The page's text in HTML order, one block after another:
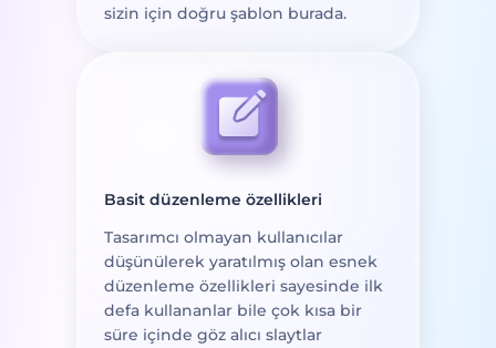
sizin için doğru şablon burada.
Basit düzenleme özellikleri
Tasarımcı olmayan kullanıcılar
düşünülerek yaratılmış olan esnek
düzenleme özellikleri sayesinde ilk
defa kullananlar bile çok kısa bir
süre içinde göz alıcı slaytlar